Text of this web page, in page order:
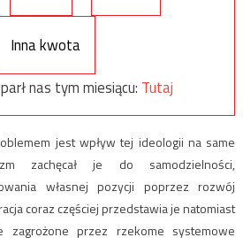
Inna kwota
nas tym miesiącu: Tutaj
jest wpływ tej ideologii na same
zachęcał je do samodzielności,
własnej pozycji poprzez rozwój
coraz częściej przedstawia je natomiast
zagrożone przez rzekome systemowe